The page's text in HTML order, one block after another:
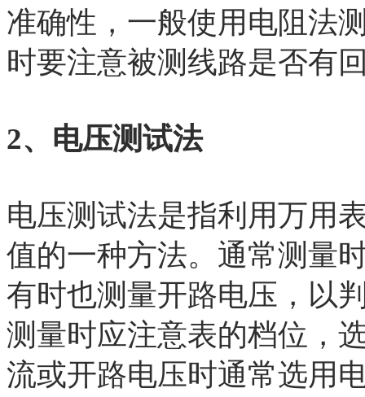
准确性，一般使用电阻法
时要注意被测线路是否有
2、电压测试法
电压测试法是指利用万用
值的一种方法。通常测量
有时也测量开路电压，以
测量时应注意表的档位，
流或开路电压时通常选用